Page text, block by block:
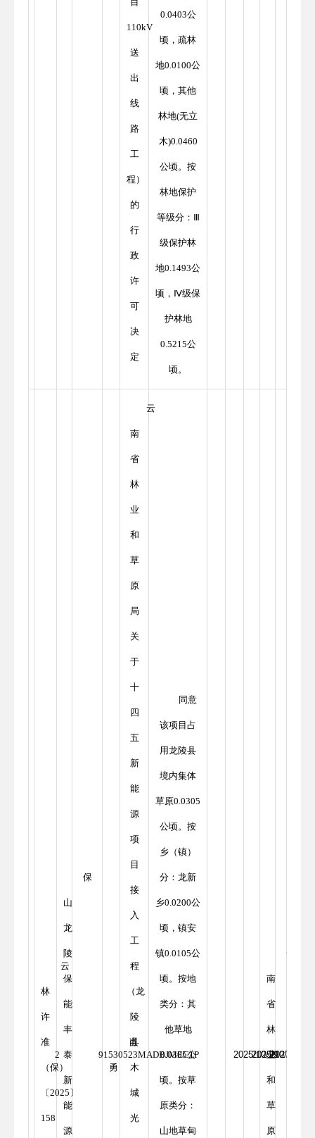
110kV
送
出
线
路
工
程）
的
行
政
许
可
决
定
0.0403公
顷，疏林
地0.0100公
顷，其他
林地(无立
木)0.0460
公顷。按
林地保护
等级分：Ⅲ
级保护林
地0.1493公
顷，Ⅳ级保
护林地
0.5215公
顷。
2
云
林
许
准
（保）
〔2025〕
158
保
山
龙
陵
保
能
丰
泰
新
能
源
91530523MADBJMEC1P
肖
勇
云
南
省
林
业
和
草
原
局
关
于
十
四
五
新
能
源
项
目
接
入
工
程
（龙
陵
县
木
城
光
同意
该项目占
用龙陵县
境内集体
草原0.0305
公顷。按
乡（镇）
分：龙新
乡0.0200公
顷，镇安
镇0.0105公
顷。按地
类分：其
他草地
0.0305公
顷。按草
原类分：
山地草甸
2025/10/29
2025/10/29
2027/10/29
云
南
省
林
业
和
草
原